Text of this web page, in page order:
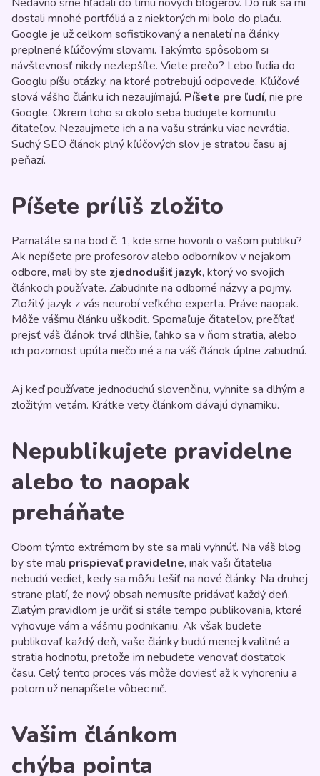
dostali mnohé portfóliá a z niektorých mi bolo do plaču.
Google je už celkom sofistikovaný a nenaletí na články
preplnené kľúčovými slovami. Takýmto spôsobom si
návštevnosť nikdy nezlepšíte. Viete prečo? Lebo ľudia do
Googlu píšu otázky, na ktoré potrebujú odpovede. Kľúčové
slová vášho článku ich nezaujímajú. Píšete pre ľudí, nie pre
Google. Okrem toho si okolo seba budujete komunitu
čitateľov. Nezaujmete ich a na vašu stránku viac nevrátia.
Suchý SEO článok plný kľúčových slov je stratou času aj
peňazí.
Píšete príliš zložito
Pamätáte si na bod č. 1, kde sme hovorili o vašom publiku?
Ak nepíšete pre profesorov alebo odborníkov v nejakom
odbore, mali by ste zjednodušiť jazyk, ktorý vo svojich
článkoch používate. Zabudnite na odborné názvy a pojmy.
Zložitý jazyk z vás neurobí veľkého experta. Práve naopak.
Môže vášmu článku uškodiť. Spomaľuje čitateľov, prečítať
prejsť váš článok trvá dlhšie, ľahko sa v ňom stratia, alebo
ich pozornosť upúta niečo iné a na váš článok úplne zabudnú.
Aj keď používate jednoduchú slovenčinu, vyhnite sa dlhým a
zložitým vetám. Krátke vety článkom dávajú dynamiku.
Nepublikujete pravidelne
alebo to naopak
preháňate
Obom týmto extrémom by ste sa mali vyhnúť. Na váš blog
by ste mali prispievať pravidelne, inak vaši čitatelia
nebudú vedieť, kedy sa môžu tešiť na nové články. Na druhej
strane platí, že nový obsah nemusíte pridávať každý deň.
Zlatým pravidlom je určiť si stále tempo publikovania, ktoré
vyhovuje vám a vášmu podnikaniu. Ak však budete
publikovať každý deň, vaše články budú menej kvalitné a
stratia hodnotu, pretože im nebudete venovať dostatok
času. Celý tento proces vás môže doviesť až k vyhoreniu a
potom už nenapíšete vôbec nič.
Vašim článkom
chýba pointa